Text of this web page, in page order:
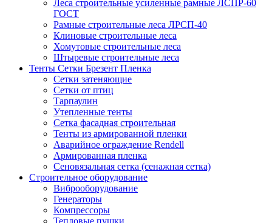
Леса строительные усиленные рамные ЛСПР-60
ГОСТ
Рамные строительные леса ЛРСП-40
Клиновые строительные леса
Хомутовые строительные леса
Штыревые строительные леса
Тенты Сетки Брезент Пленка
Сетки затеняющие
Сетки от птиц
Тарпаулин
Утепленные тенты
Сетка фасадная строительная
Тенты из армированной пленки
Аварийное ограждение Rendell
Армированная пленка
Сеновязальная сетка (сенажная сетка)
Строительное оборудование
Виброоборудование
Генераторы
Компрессоры
Тепловые пушки